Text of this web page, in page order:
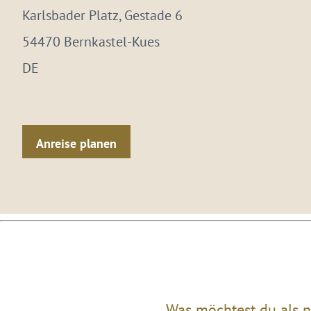
Karlsbader Platz, Gestade 6
54470 Bernkastel-Kues
DE
Anreise planen